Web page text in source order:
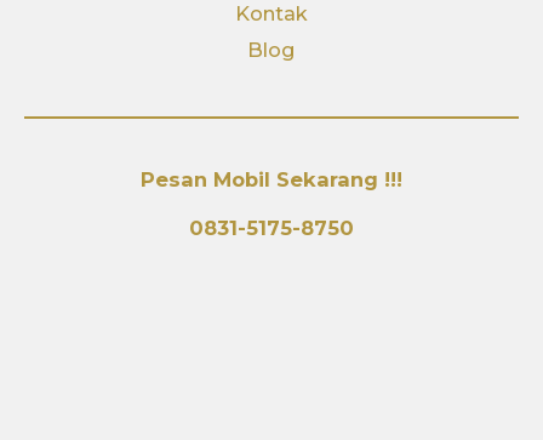
Kontak
Blog
Pesan Mobil Sekarang !!!
0831-5175-8750